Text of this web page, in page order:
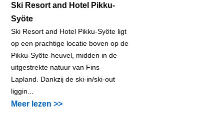
Ski Resort and Hotel Pikku-
Syöte
Ski Resort and Hotel Pikku-Syöte ligt
op een prachtige locatie boven op de
Pikku-Syöte-heuvel, midden in de
uitgestrekte natuur van Fins
Lapland. Dankzij de ski-in/ski-out
liggin...
Meer lezen >>